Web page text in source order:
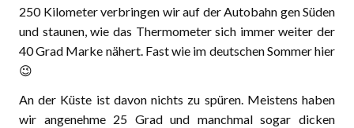
250 Kilometer verbringen wir auf der Autobahn gen Süden
und staunen, wie das Thermometer sich immer weiter der
40 Grad Marke nähert. Fast wie im deutschen Sommer hier
😉
An der Küste ist davon nichts zu spüren. Meistens haben
wir angenehme 25 Grad und manchmal sogar dicken